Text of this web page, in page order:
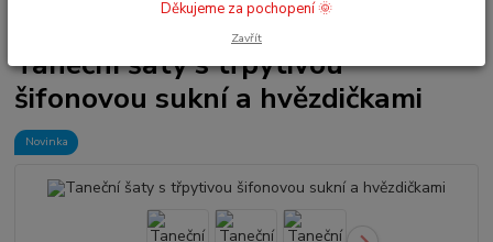
šifonovou sukní a hvězdičkami
Taneční šaty s třpytivou
šifonovou sukní a hvězdičkami
Novinka
Děkujeme za pochopení 🌞
Zavřít